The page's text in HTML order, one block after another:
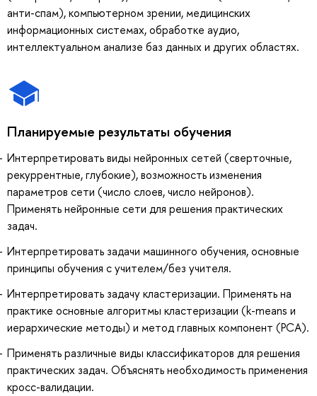
анти-спам), компьютерном зрении, медицинских
информационных системах, обработке аудио,
интеллектуальном анализе баз данных и других областях.
Планируемые результаты обучения
Интерпретировать виды нейронных сетей (сверточные,
рекуррентные, глубокие), возможность изменения
параметров сети (число слоев, число нейронов).
Применять нейронные сети для решения практических
задач.
Интерпретировать задачи машинного обучения, основные
принципы обучения с учителем/без учителя.
Интерпретировать задачу кластеризации. Применять на
практике основные алгоритмы кластеризации (k-means и
иерархические методы) и метод главных компонент (PCA).
Применять различные виды классификаторов для решения
практических задач. Объяснять необходимость применения
кросс-валидации.